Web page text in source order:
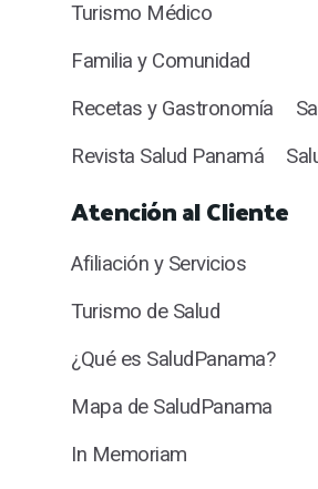
Turismo Médico
Familia y Comunidad
Recetas y Gastronomía
Revista Salud Panamá
Atención al Cliente
Afiliación y Servicios
Turismo de Salud
¿Qué es SaludPanama?
Mapa de SaludPanama
In Memoriam